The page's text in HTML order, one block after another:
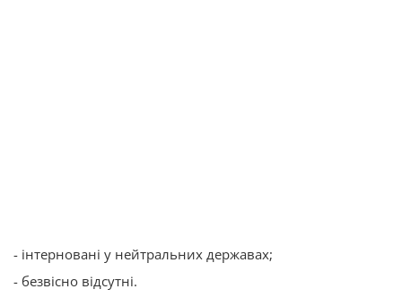
- інтерновані у нейтральних державах;
- безвісно відсутні.